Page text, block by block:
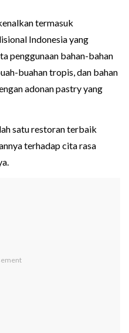
termasuk
Indonesia yang
penggunaan bahan-bahan
buahan tropis, dan bahan
adonan pastry yang
satu restoran terbaik
terhadap cita rasa